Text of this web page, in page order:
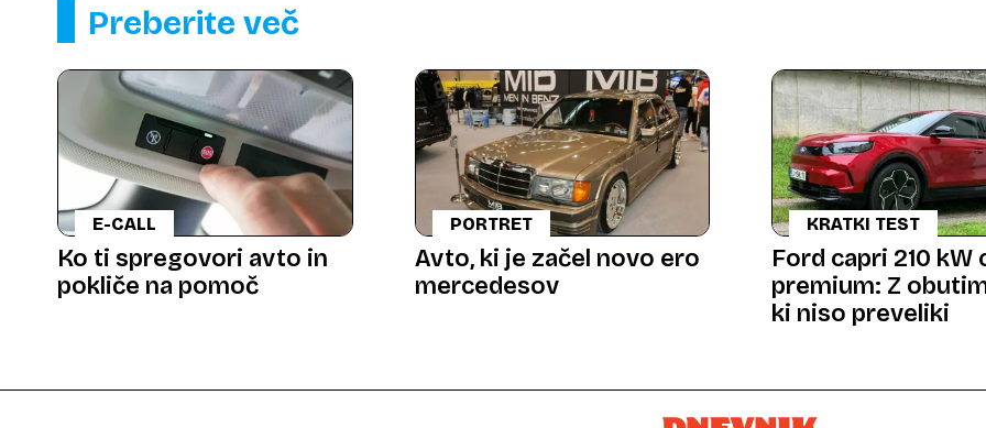
Preberite več
E-CALL
Ko ti spregovori avto in
pokliče na pomoč
PORTRET
Avto, ki je začel novo ero
mercedesov
KRATKI TEST
Ford capri 210 kW
premium: Z
ki niso preveliki